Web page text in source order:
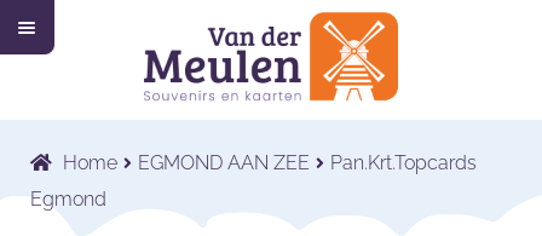
Ga
Ga
Collectie
uitvouwen
Wat wij doen
Home EGMOND AAN ZEE
Pan.Krt.Topcards
Egmond